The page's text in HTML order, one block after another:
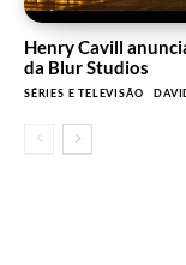
Henry Cavill
da Blur Studios
SÉRIES E TELEVISÃO